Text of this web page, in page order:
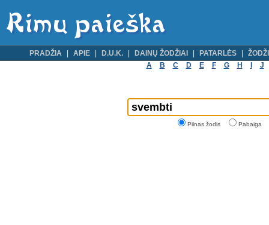
PRADŽIA APIE D.U.K. DAINŲ ŽODŽIAI PATARLĖS
A
B C D E F G H J
Pilnas žodis Pabaiga